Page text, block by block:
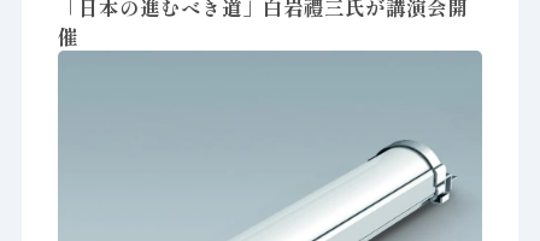
「日本の進むべき道」白岩禮三氏が講演会開
催